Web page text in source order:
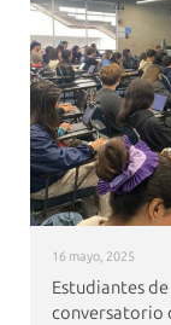
16 mayo, 2025
Estudiantes
conversatorio